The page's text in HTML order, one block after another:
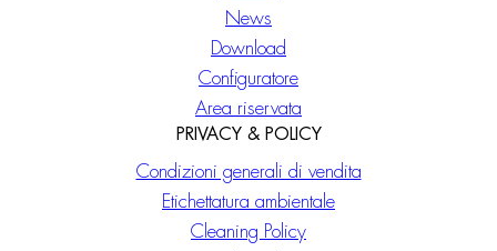
News
Download
Configuratore
Area riservata
PRIVACY & POLICY
Condizioni generali di vendita
Etichettatura ambientale
Cleaning Policy